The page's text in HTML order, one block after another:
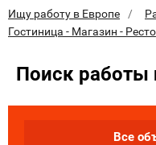
Ищу работу в Европе
Гостиница - Магазин -
Поиск работы
Все